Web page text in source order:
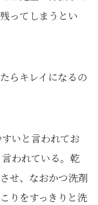
ってしまうとい
らキレイになるの
いと言われてお
われている。乾
せ、なおかつ洗剤
りをすっきりと洗